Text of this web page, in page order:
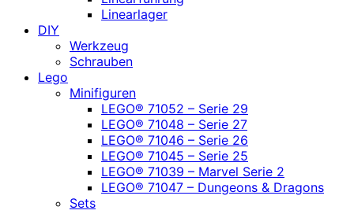
Linearlager
DIY
Werkzeug
Schrauben
Lego
Minifiguren
LEGO® 71052 – Serie 29
LEGO® 71048 – Serie 27
LEGO® 71046 – Serie 26
LEGO® 71045 – Serie 25
LEGO® 71039 – Marvel Serie 2
LEGO® 71047 – Dungeons & Dragons
Sets